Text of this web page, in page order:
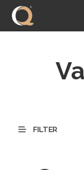
springen
FILTER